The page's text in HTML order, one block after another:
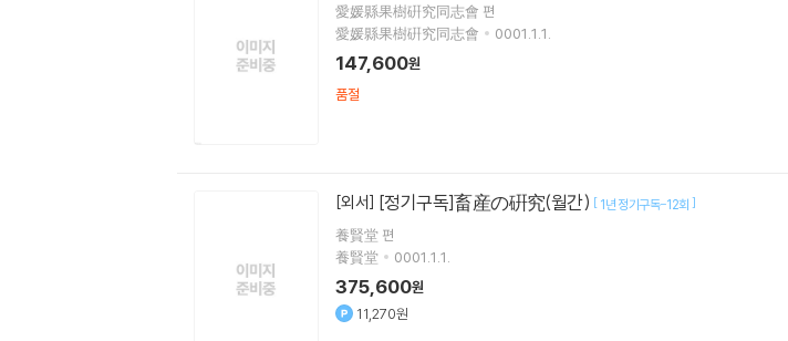
愛媛縣果樹硏究同志會 편
愛媛縣果樹硏究同志會
0001.1.1.
147,600원
품절
[외서] [정기구독]畜産の硏究(월간) [ 1년 정기구독-12회 ]
養賢堂 편
養賢堂
0001.1.1.
375,600원
11,270원